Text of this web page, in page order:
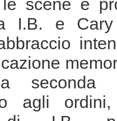
scene è
I.B. e
seconda
agli